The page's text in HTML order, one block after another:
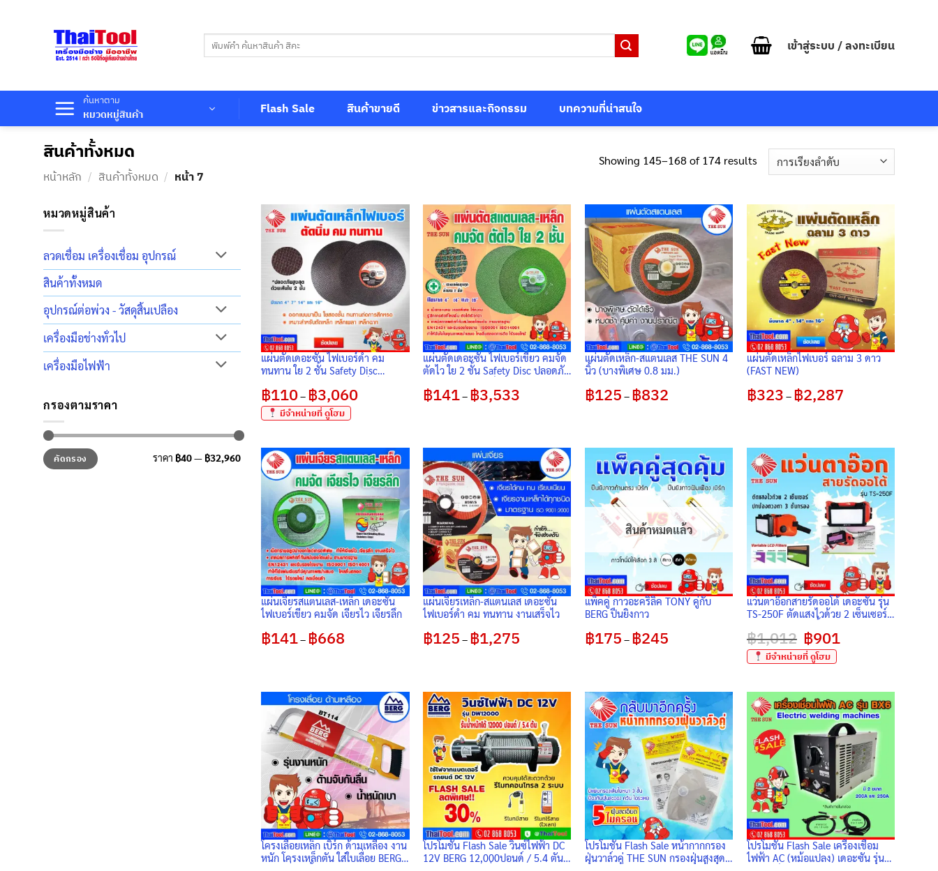
เข้าสู่ระบบ / ลงทะเบียน
ค้นหาตาม
หมวดหมู่สินค้า Flash Sale สินค้าขายดี ข่าวสารและกิจกรรม บทความที่น่าสนใจ
สินค้าทั้งหมด
หน้าหลัก / สินค้าทั้งหมด / หน้า 7
Showing 145–168 of 174 results
หมวดหมู่สินค้า
ลวดเชื่อม เครื่องเชื่อม อุปกรณ์
สินค้าทั้งหมด
อุปกรณ์ต่อพ่วง - วัสดุสิ้นเปลือง
เครื่องมือช่างทั่วไป
เครื่องมือไฟฟ้า
กรองตามราคา
ราคา
ต่ำ
สุด
ราคา
สูงสุดคัดกรอง ราคา ฿40— ฿32,960
แผ่นตัดเดอะซัน ไฟเบอร์ดำ คม
ทนทาน ใย 2 ชั้น Safety Disc
คม คุ้มค่าคุ้มราคา
฿110– ฿3,060Price
มีจำหน่ายที่ ดูโฮม
แผ่นตัดเดอะซัน ไฟเบอร์เขียว คมจัด
ตัดไว ใย 2 ชั้น Safety Disc ปลอดภัย
พิเศษ งานเสร็จไว
฿141– ฿3,533
แผ่นตัดเหล็ก-สแตนเลส THE SUN 4
นิ้ว (บางพิเศษ 0.8 มม.)
฿125 – ฿832
แผ่นตัดเหล็กไฟเบอร์ ฉลาม 3 ดาว
(FAST NEW)
฿323 – ฿2,287Price
แผ่นเจียรสแตนเลส-เหล็ก เดอะซัน
ไฟเบอร์เขียว คมจัด เจียรไว เจียรลึก
฿141– ฿668
แผ่นเจียรเหล็ก-สแตนเลส เดอะซัน
ไฟเบอร์ดำ คม ทนทาน งานเสร็จไว
฿125 – ฿1,275
สินค้าหมดแล้ว
แพ็คคู่ กาวอะคริลิค TONY คู่กับ
BERG ปืนยิงกาว
฿175 – ฿245
แว่นตาอ๊อกสายรัดออโต้ เดอะซัน รุ่น
TS-250F ตัดแสงไวด้วย 2 เซ็นเซอร์
เชื่อมแก๊ส เชื่อมอาร์กอน คุณภาพ
มาตรฐานสากล ส่งออกยุโรป
฿1,012 Original
price
was:
฿1,012.
฿901price
มีจำหน่ายที่ ดูโฮม
โครงเลื่อยเหล็ก เบิร์ก ด้ามเหลือง งาน
หนัก โครงเหล็กตัน ใส่ใบเลื่อย BERG
โปรโมชั่น Flash Sale วินซ์ไฟฟ้า DC
12V BERG 12,000ปอนด์ / 5.4 ตัน
โปรโมชั่น Flash Sale หน้ากากกรอง
ฝุ่นวาล์วคู่ THE SUN กรองฝุ่นสูงสุด
โปรโมชั่น Flash Sale เครื่องเชื่อม
ไฟฟ้า AC (หม้อแปลง) เดอะซัน รุ่น